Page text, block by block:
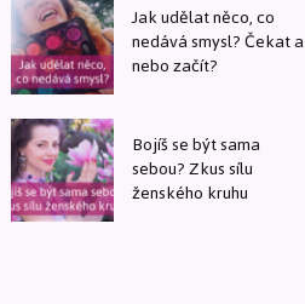
Jak udělat něco, co
nedává smysl? Čekat a
nebo začít?
Bojíš se být sama
sebou? Zkus sílu
ženského kruhu